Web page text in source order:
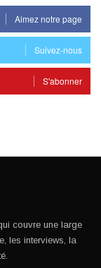
Aimez notre page
Suivez-nous
S'abonner
couvre une large
les interviews, la